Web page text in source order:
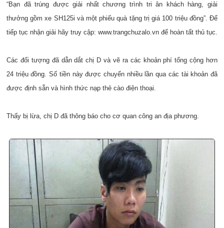
“Bạn đã trúng được giải nhất chương trình tri ân khách hàng, giải
thưởng gồm xe SH125i và một phiếu quà tặng trị giá 100 triệu đồng”. Để
tiếp tục nhận giải hãy truy cập: www.trangchuzalo.vn để hoàn tất thủ tục.
Các đối tượng đã dẫn dắt chị D và vẽ ra các khoản phí tổng cộng hơn
24 triệu đồng. Số tiền này được chuyển nhiều lần qua các tài khoản đã
được định sẵn và hình thức nạp thẻ cào điện thoại.
Thấy bị lừa, chị D đã thông báo cho cơ quan công an địa phương.